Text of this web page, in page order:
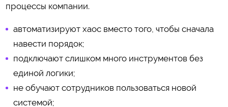
процессы компании.
автоматизируют хаос вместо того, чтобы сначала
навести порядок;
подключают слишком много инструментов без
единой логики;
не обучают сотрудников пользоваться новой
системой;